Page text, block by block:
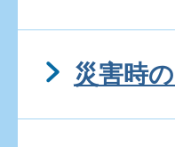
災害時